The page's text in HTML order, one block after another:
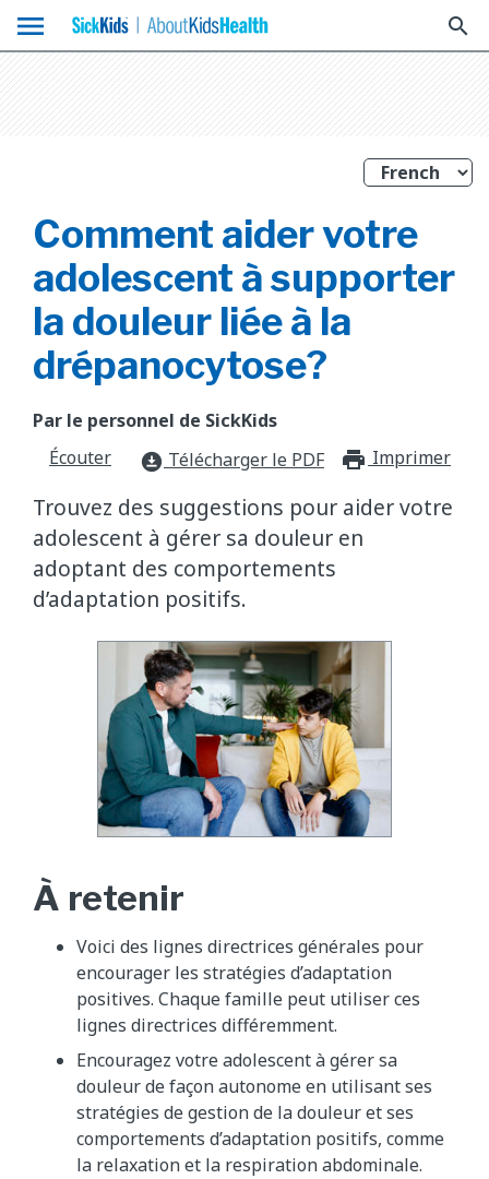
menu search
Comment aider votre
adolescent à supporter
la douleur liée à la
drépanocytose?
Par le personnel de SickKids
Écouter
download_for_offline Télécharger le PDF Imprimer
Trouvez des suggestions pour aider votre
adolescent à gérer sa douleur en
adoptant des comportements
d’adaptation positifs.
À retenir
Voici des lignes directrices générales pour
encourager les stratégies d’adaptation
positives. Chaque famille peut utiliser ces
lignes directrices différemment.
Encouragez votre adolescent à gérer sa
douleur de façon autonome en utilisant ses
stratégies de gestion de la douleur et ses
comportements d’adaptation positifs, comme
la relaxation et la respiration abdominale.